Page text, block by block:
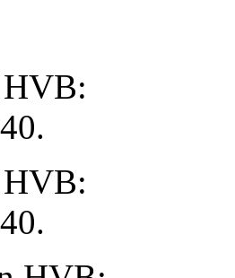
HVB:
HVB: